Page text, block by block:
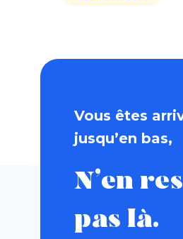
Vous êtes
jusqu’en bas,
N’en
pas là.